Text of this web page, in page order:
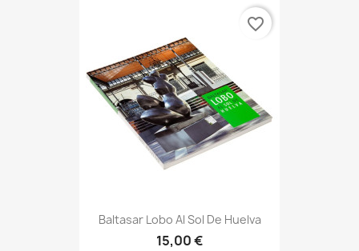
Baltasar Lobo Al Sol De Huelva
15,00 €
favorite_border